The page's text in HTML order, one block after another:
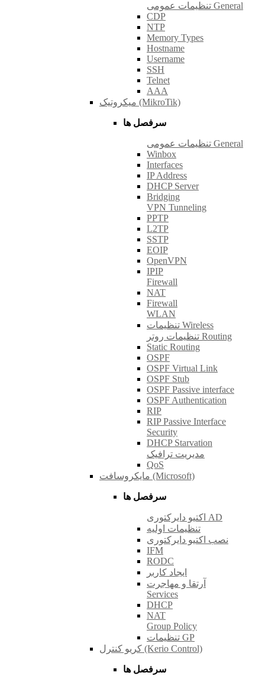
تنظیمات عمومی General
CDP
NTP
Memory Types
Hostname
Username
SSH
Telnet
AAA
میکروتیک (MikroTik)
سرفصل ها
تنظیمات عمومی General
Winbox
Interfaces
IP Address
DHCP Server
Bridging
VPN Tunneling
PPTP
L2TP
SSTP
EOIP
OpenVPN
IPIP
Firewall
NAT
Firewall
WLAN
تنظیمات Wireless
تنظیمات روتر Routing
Static Routing
OSPF
OSPF Virtual Link
OSPF Stub
OSPF Passive interface
OSPF Authentication
RIP
RIP Passive Interface
Security
DHCP Starvation
مدیریت ترافیک
QoS
مایکروسافت (Microsoft)
سرفصل ها
اکتیو دایرکتوری AD
تنظیمات اولیه
نصب اکتیو دایرکتوری
IFM
RODC
ایجاد کاربر
آرتقا و مهاجرت
Services
DHCP
NAT
Group Policy
تنظیمات GP
کریو کنترل (Kerio Control)
سرفصل ها